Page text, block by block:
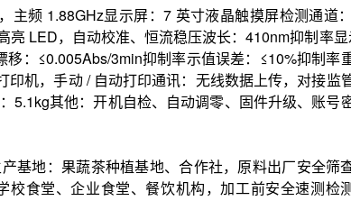
主频 1.88GHz显示屏：7 英寸液晶触摸屏检测通道
LED，自动校准、恒流稳压波长：410nm抑制率显
：≤0.005Abs/3min抑制率示值误差：≤10%抑制率
机，手动 / 自动打印通讯：无线数据上传，对接监
5.1kg其他：开机自检、自动调零、固件升级、账号
基地：果蔬茶种植基地、合作社，原料出厂安全筛
食堂、企业食堂、餐饮机构，加工前安全速测检